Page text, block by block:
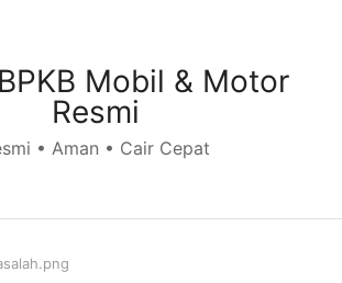
Mobil & Motor
Resmi
• Aman • Cair Cepat